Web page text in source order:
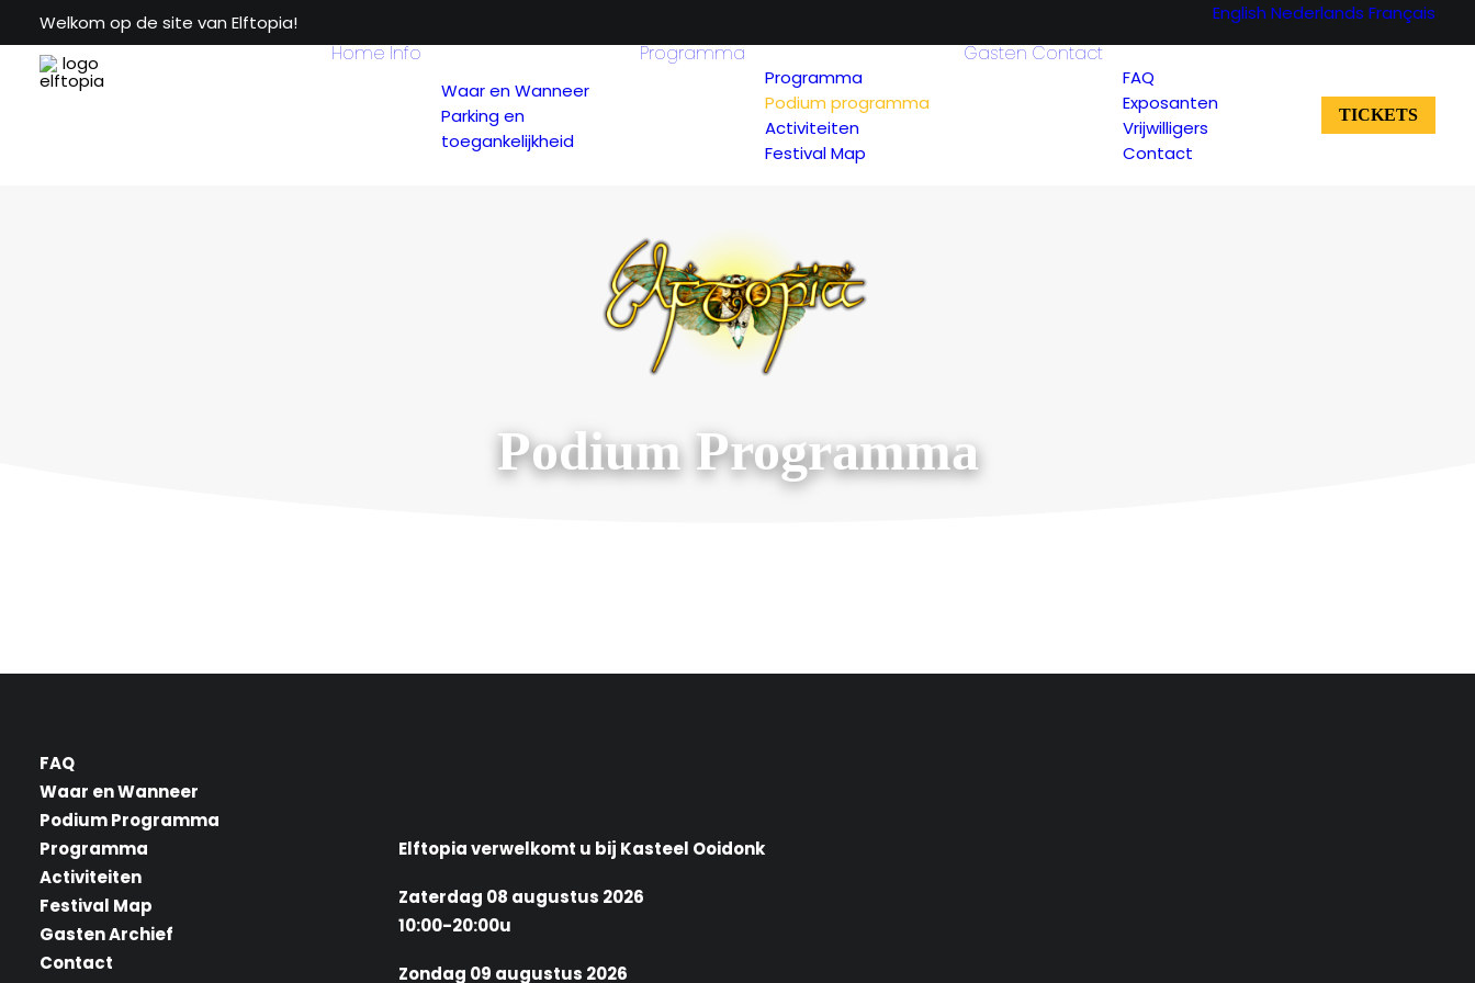
Welkom op de site van Elftopia! English Nederlands Français
HomeInfo
Waar en Wanneer
Parking en
toegankelijkheid
Programma
Programma
Podium programma
Activiteiten
Festival Map
GastenContact
FAQ
Exposanten
Vrijwilligers
Contact
TICKETS
Podium Programma
FAQ
Waar en Wanneer
Podium Programma
Programma
Activiteiten
Festival Map
Gasten Archief
Contact
Elftopia verwelkomt u bij Kasteel Ooidonk
Zaterdag 08 augustus 2026
10:00-20:00u
Zondag 09 augustus 2026